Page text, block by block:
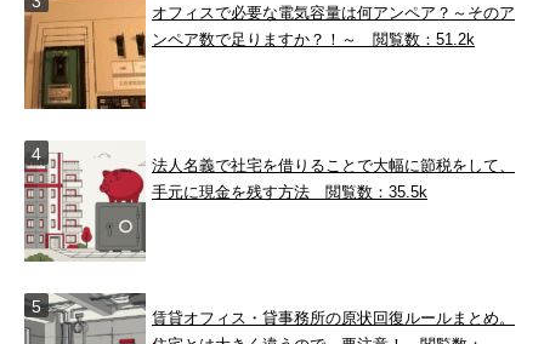
オフィスで必要な電気容量は何アンペア？～そのア
ンペア数で足りますか？！～
閲覧数：51.2k
法人名義で社宅を借りることで大幅に節税をして、
手元に現金を残す方法 閲覧数：35.5k
賃貸オフィス・貸事務所の原状回復ルールまとめ。